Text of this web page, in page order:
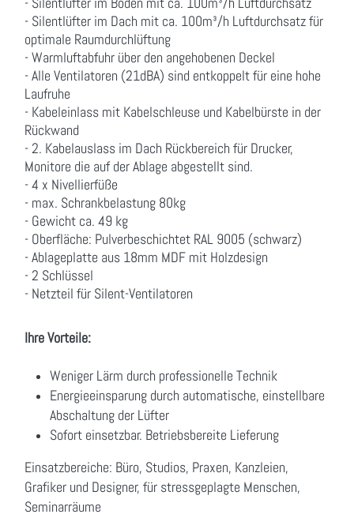
- Silentlüfter im Dach mit ca. 100m³/h Luftdurchsatz für
optimale Raumdurchlüftung
- Warmluftabfuhr über den angehobenen Deckel
- Alle Ventilatoren (21dBA) sind entkoppelt für eine hohe
Laufruhe
- Kabeleinlass mit Kabelschleuse und Kabelbürste in der
Rückwand
- 2. Kabelauslass im Dach Rückbereich für Drucker,
Monitore die auf der Ablage abgestellt sind.
- 4 x Nivellierfüße
- max. Schrankbelastung 80kg
- Gewicht ca. 49 kg
- Oberfläche: Pulverbeschichtet RAL 9005 (schwarz)
- Ablageplatte aus 18mm MDF mit Holzdesign
- 2 Schlüssel
- Netzteil für Silent-Ventilatoren
Ihre Vorteile:
Weniger Lärm durch professionelle Technik
Energieeinsparung durch automatische, einstellbare
Abschaltung der Lüfter
Sofort einsetzbar. Betriebsbereite Lieferung
Einsatzbereiche: Büro, Studios, Praxen, Kanzleien,
Grafiker und Designer, für stressgeplagte Menschen,
Seminarräume